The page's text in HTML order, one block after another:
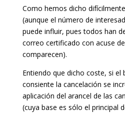
Como hemos dicho
(aunque el número de
puede influir, pues todos han
correo certificado con acuse
comparecen).
Entiendo que dicho coste, si el
consiente la cancelación se
aplicación del arancel de las
(cuya base es sólo el principal